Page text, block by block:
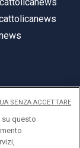
questo
SENZA ACCETTARE